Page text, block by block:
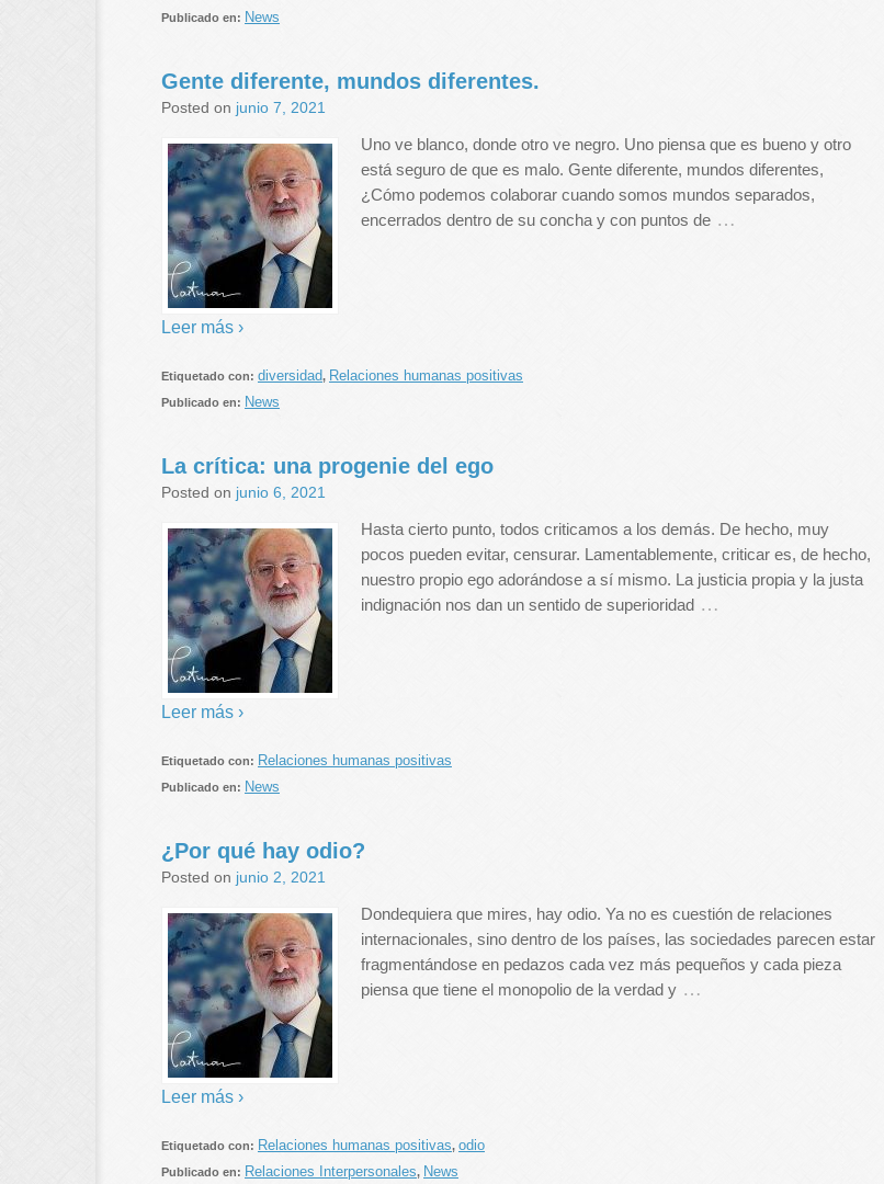
Publicado en: News
Gente diferente, mundos diferentes.
Posted on junio 7, 2021
Uno ve blanco, donde otro ve negro. Uno piensa que es bueno y otro
está seguro de que es malo. Gente diferente, mundos diferentes,
¿Cómo podemos colaborar cuando somos mundos separados,
encerrados dentro de su concha y con puntos de …
Leer más ›
Etiquetado con: diversidad, Relaciones humanas positivas
Publicado en: News
La crítica: una progenie del ego
Posted on junio 6, 2021
Hasta cierto punto, todos criticamos a los demás. De hecho, muy
pocos pueden evitar, censurar. Lamentablemente, criticar es, de hecho,
nuestro propio ego adorándose a sí mismo. La justicia propia y la justa
indignación nos dan un sentido de superioridad …
Leer más ›
Etiquetado con: Relaciones humanas positivas
Publicado en: News
¿Por qué hay odio?
Posted on junio 2, 2021
Dondequiera que mires, hay odio. Ya no es cuestión de relaciones
internacionales, sino dentro de los países, las sociedades parecen estar
fragmentándose en pedazos cada vez más pequeños y cada pieza
piensa que tiene el monopolio de la verdad y …
Leer más ›
Etiquetado con: Relaciones humanas positivas, odio
Publicado en: Relaciones Interpersonales, News